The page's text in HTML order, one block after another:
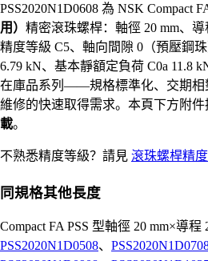
PSS2020N1D0608 為 NSK Compact
用） 精密滾珠螺桿：軸徑 20 mm、導
精度等級 C5、軸向間隙 0（預壓鋼
6.79 kN、基本靜額定負荷 C0a 11.8
在庫品系列——規格標準化、交期相
維修的快速取得需求。本頁下方附件
載。
不熟悉精度等級？請見 滾珠螺桿精
同規格其他長度
Compact FA PSS 型軸徑 20 mm×導程
PSS2020N1D0508、